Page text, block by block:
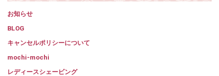
お知らせ
BLOG
キャンセルポリシーについて
mochi-mochi
レディースシェービング